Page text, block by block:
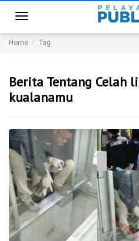
Toggle
navigation
Home Tag
Berita Tentang Celah
kualanamu